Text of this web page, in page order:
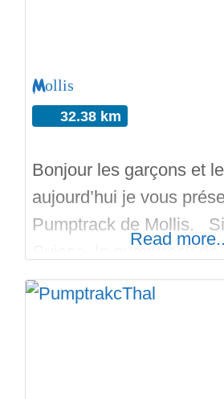
Mollis
32.38 km
Bonjour les garçons et
aujourd’hui je vous
Pumptrack de Mollis.
Suisse, le pumptrack de
extérieur. Il y a des jeux
enfants; et pour la ride:
Read